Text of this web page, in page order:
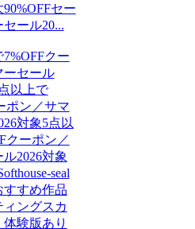
セー
ール20...
クー
ーセール
以上で
ポン／サマ
対象5点以
クーポン／
2026対象
seal
すすめ作品
ィングスカ
体験版あり